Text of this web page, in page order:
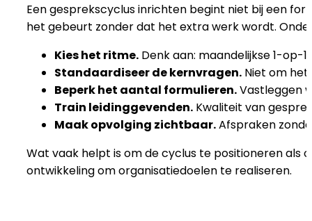
Een gesprekscyclus inrichten begint niet bij een
het gebeurt zonder dat het extra werk wordt.
Kies het ritme. Denk aan: maandelijkse 1-op-
Standaardiseer de kernvragen. Niet om
Beperk het aantal formulieren.Vastleggen
Train leidinggevenden. Kwaliteit van
Maak opvolging zichtbaar.Afspraken
Wat vaak helpt is om de cyclus te positioneren als
ontwikkeling om organisatiedoelen te realiseren.